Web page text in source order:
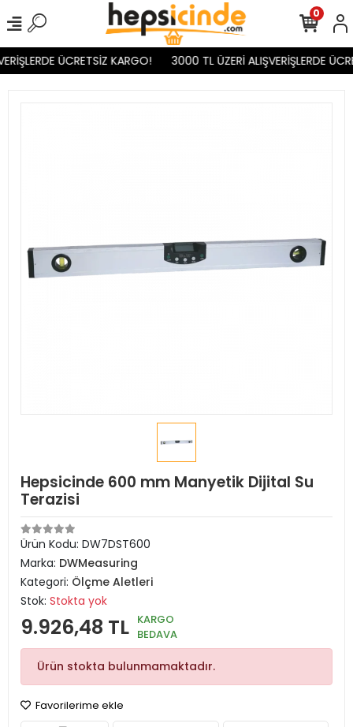
ÜCRETSİZ KARGO! 3000 TL ÜZERİ ALIŞVERİŞLERDE
0
Hepsicinde 600 mm Manyetik Dijital Su
Terazisi
Ürün Kodu: DW7DST600
Marka: DWMeasuring
Kategori: Ölçme Aletleri
Stok: Stokta yok
9.926,48 TL KARGO
BEDAVA
Ürün stokta bulunmamaktadır.
Favorilerime ekle